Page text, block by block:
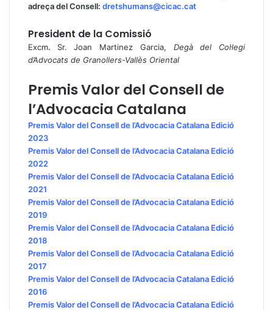
adreça del Consell: dretshumans@cicac.cat
President de la Comissió
Excm. Sr. Joan Martinez Garcia, Degà del Col·legi
d’Advocats de Granollers-Vallès Oriental
Premis Valor del Consell de
l’Advocacia Catalana
Premis Valor del Consell de l’Advocacia Catalana Edició
2023
Premis Valor del Consell de l’Advocacia Catalana Edició
2022
Premis Valor del Consell de l’Advocacia Catalana Edició
2021
Premis Valor del Consell de l’Advocacia Catalana Edició
2019
Premis Valor del Consell de l’Advocacia Catalana Edició
2018
Premis Valor del Consell de l’Advocacia Catalana Edició
2017
Premis Valor del Consell de l’Advocacia Catalana Edició
2016
Premis Valor del Consell de l’Advocacia Catalana Edició